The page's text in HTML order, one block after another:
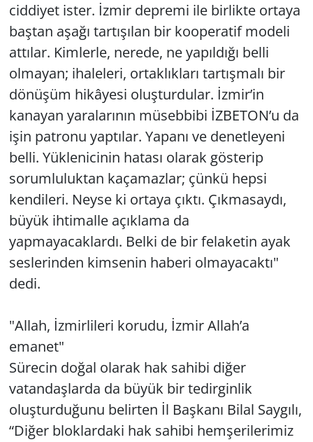
ciddiyet ister. İzmir depremi ile birlikte ortaya
baştan aşağı tartışılan bir kooperatif modeli
attılar. Kimlerle, nerede, ne yapıldığı belli
olmayan; ihaleleri, ortaklıkları tartışmalı bir
dönüşüm hikâyesi oluşturdular. İzmir’in
kanayan yaralarının müsebbibi İZBETON’u da
işin patronu yaptılar. Yapanı ve denetleyeni
belli. Yüklenicinin hatası olarak gösterip
sorumluluktan kaçamazlar; çünkü hepsi
kendileri. Neyse ki ortaya çıktı. Çıkmasaydı,
büyük ihtimalle açıklama da
yapmayacaklardı. Belki de bir felaketin ayak
seslerinden kimsenin haberi olmayacaktı"
dedi.
"Allah, İzmirlileri korudu, İzmir Allah’a
emanet"
Sürecin doğal olarak hak sahibi diğer
vatandaşlarda da büyük bir tedirginlik
oluşturduğunu belirten İl Başkanı Bilal Saygılı,
“Diğer bloklardaki hak sahibi hemşerilerimiz